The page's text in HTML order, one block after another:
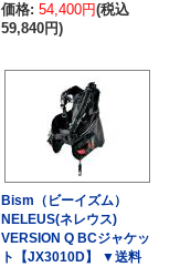
価格: 54,400円(税込
59,840円)
Bism（ビーイズム）
NELEUS(ネレウス)
VERSION Q BCジャケッ
ト【JX3010D】 ▼送料